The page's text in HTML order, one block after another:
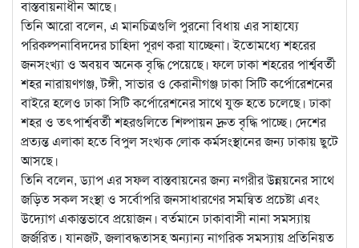
বাস্তবায়নাধীন আছে।
তিনি আরো বলেন, এ মানচিত্রগুলি পুরনো বিধায় এর সাহায্যে
পরিকল্পনাবিদদের চাহিদা পূরণ করা যাচ্ছেনা। ইতোমধ্যে শহরের
জনসংখ্যা ও অবয়ব অনেক বৃদ্ধি পেয়েছে। ফলে ঢাকা শহরের পার্শ্ববর্তী
শহর নারায়ণগঞ্জ, টঙ্গী, সাভার ও কেরানীগঞ্জ ঢাকা সিটি কর্পোরেশনের
বাইরে হলেও ঢাকা সিটি কর্পোরেশনের সাথে যুক্ত হতে চলেছে। ঢাকা
শহর ও তৎপার্শ্ববর্তী শহরগুলিতে শিল্পায়ন দ্রুত বৃদ্ধি পাচ্ছে। দেশের
প্রত্যন্ত এলাকা হতে বিপুল সংখ্যক লোক কর্মসংস্থানের জন্য ঢাকায় ছুটে
আসছে।
তিনি বলেন, ড্যাপ এর সফল বাস্তবায়নের জন্য নগরীর উন্নয়নের সাথে
জড়িত সকল সংস্থা ও সর্বোপরি জনসাধারণের সমন্বিত প্রচেষ্টা এবং
উদ্যোগ একান্তভাবে প্রয়োজন। বর্তমানে ঢাকাবাসী নানা সমস্যায়
জর্জরিত। যানজট, জলাবদ্ধতাসহ অন্যান্য নাগরিক সমস্যায় প্রতিনিয়ত